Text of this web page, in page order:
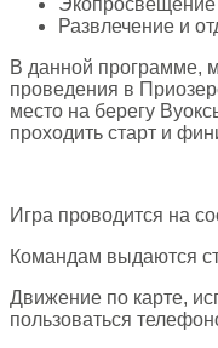
Развлечение и
В данной программе,
проведения в
место на берегу
проходить старт и
Игра проводится на
Командам выдаются
Движение по карте,
пользоваться